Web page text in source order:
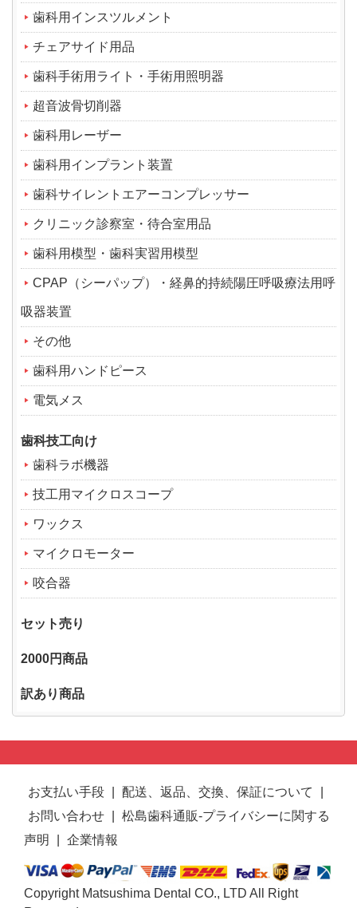
歯科用インスツルメント
チェアサイド用品
歯科手術用ライト・手術用照明器
超音波骨切削器
歯科用レーザー
歯科用インプラント装置
歯科サイレントエアーコンプレッサー
クリニック診察室・待合室用品
歯科用模型・歯科実習用模型
CPAP（シーパップ）・経鼻的持続陽圧呼吸療法用呼
吸器装置
その他
歯科用ハンドピース
電気メス
歯科技工向け
歯科ラボ機器
技工用マイクロスコープ
ワックス
マイクロモーター
咬合器
セット売り
2000円商品
訳あり商品
お支払い手段 配送、返品、交換、保証について
お問い合わせ
松島歯科通販-プライバシーに関する
声明
企業情報
Copyright Matsushima Dental CO., LTD All Right